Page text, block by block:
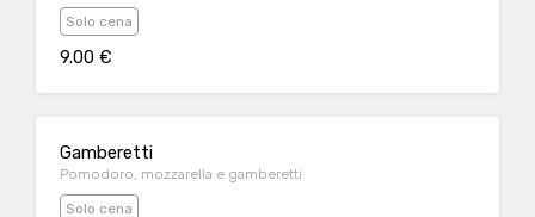
Solo cena
9.00 €
Gamberetti
Pomodoro, mozzarella e gamberetti
Solo cena